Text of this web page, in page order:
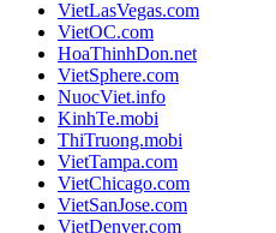
VietLasVegas.com
VietOC.com
HoaThinhDon.net
VietSphere.com
NuocViet.info
KinhTe.mobi
ThiTruong.mobi
VietTampa.com
VietChicago.com
VietSanJose.com
VietDenver.com